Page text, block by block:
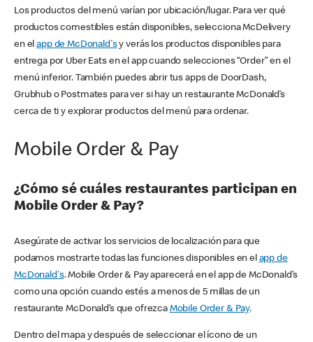
Los productos del menú varían por ubicación/lugar. Para ver qué
productos comestibles están disponibles, selecciona McDelivery
en elapp de McDonald'sy verás los productos disponibles para
entrega por Uber Eats en el app cuando selecciones “Order” en el
menú inferior. También puedes abrir tus apps de DoorDash,
Grubhub o Postmates para ver si hay un restaurante McDonald’s
cerca de ti y explorar productos del menú para ordenar.
Mobile Order & Pay
¿Cómo sé cuáles restaurantes participan en
Mobile Order & Pay?
Asegúrate de activar los servicios de localización para que
podamos mostrarte todas las funciones disponibles en el app de
McDonald's. Mobile Order & Pay aparecerá en el app de McDonald’s
como una opción cuando estés a menos de 5 millas de un
restaurante McDonald’s que ofrezca Mobile Order & Pay.
Dentro del mapa y después de seleccionar el ícono de un